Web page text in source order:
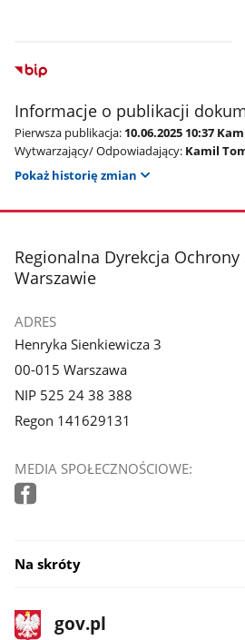
Informacje o publikacji
Pierwsza publikacja: 10.06.2025 10:37
Wytwarzający/ Odpowiadający: Kamil
Pokaż historię zmian
stopka
Regionalna Dyrekcja
Warszawie
ADRES
Henryka Sienkiewicza 3
00-015 Warszawa
NIP 525 24 38 388
Regon 141629131
MEDIA SPOŁECZNOŚCIOWE:
Na skróty
stopka
gov.pl
Strona
gov.pl